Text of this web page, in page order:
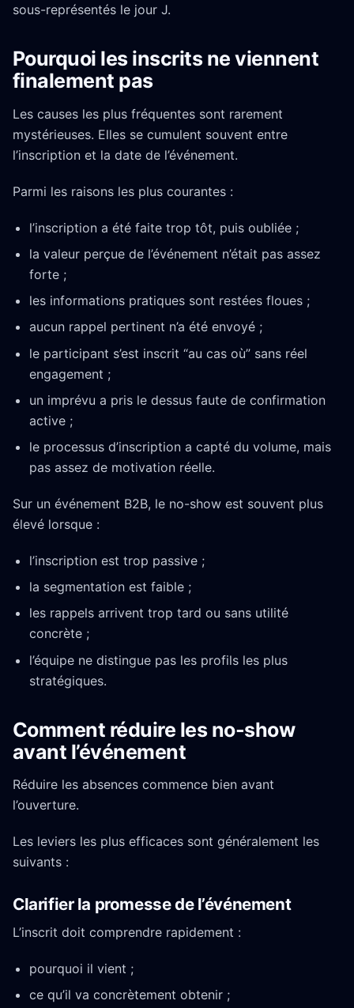
sous-représentés le jour J.
Pourquoi les inscrits ne viennent
finalement pas
Les causes les plus fréquentes sont rarement
mystérieuses. Elles se cumulent souvent entre
l’inscription et la date de l’événement.
Parmi les raisons les plus courantes :
l’inscription a été faite trop tôt, puis oubliée ;
la valeur perçue de l’événement n’était pas assez
forte ;
les informations pratiques sont restées floues ;
aucun rappel pertinent n’a été envoyé ;
le participant s’est inscrit “au cas où” sans réel
engagement ;
un imprévu a pris le dessus faute de confirmation
active ;
le processus d’inscription a capté du volume, mais
pas assez de motivation réelle.
Sur un événement B2B, le no-show est souvent plus
élevé lorsque :
l’inscription est trop passive ;
la segmentation est faible ;
les rappels arrivent trop tard ou sans utilité
concrète ;
l’équipe ne distingue pas les profils les plus
stratégiques.
Comment réduire les no-show
avant l’événement
Réduire les absences commence bien avant
l’ouverture.
Les leviers les plus efficaces sont généralement les
suivants :
Clarifier la promesse de l’événement
L’inscrit doit comprendre rapidement :
pourquoi il vient ;
ce qu’il va concrètement obtenir ;